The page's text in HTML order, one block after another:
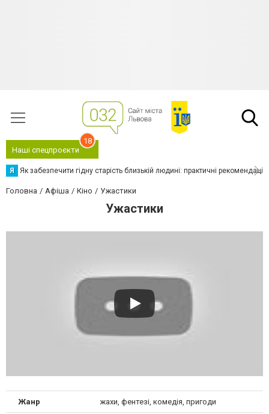
Наші спецпроєкти
18
Я Як забезпечити гідну старість близькій людині: практичні рекомендації
Головна Афіша Кіно Ужастики
Ужастики
Жанр жахи, фентезі, комедія, пригоди